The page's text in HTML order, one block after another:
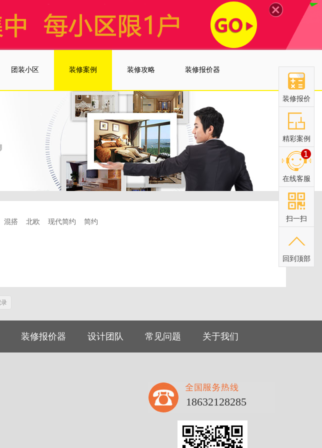
团装小区 装修案例 装修攻略 装修报价器
例
混搭 北欧 现代简约 简约
录
装修报价器 设计团队 常见问题 关于我们
18632128285
装修报价
精彩案例
在线客服
扫一扫
回到顶部